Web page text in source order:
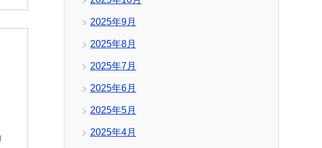
2025年9月
2025年8月
2025年7月
2025年6月
2025年5月
2025年4月